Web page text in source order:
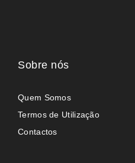
Sobre nós
Quem Somos
Termos de Utilização
Contactos